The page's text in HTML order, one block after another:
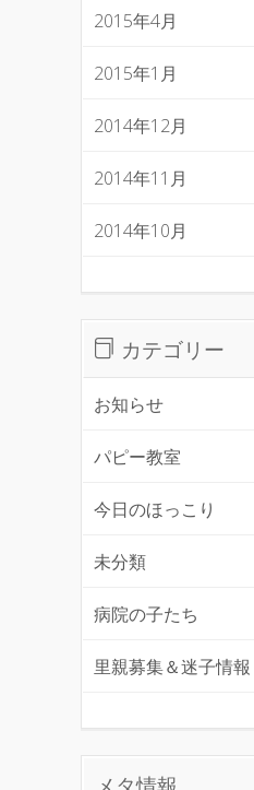
2015年4月
2015年1月
2014年12月
2014年11月
2014年10月
カテゴリー
お知らせ
パピー教室
今日のほっこり
未分類
病院の子たち
里親募集＆迷子情報